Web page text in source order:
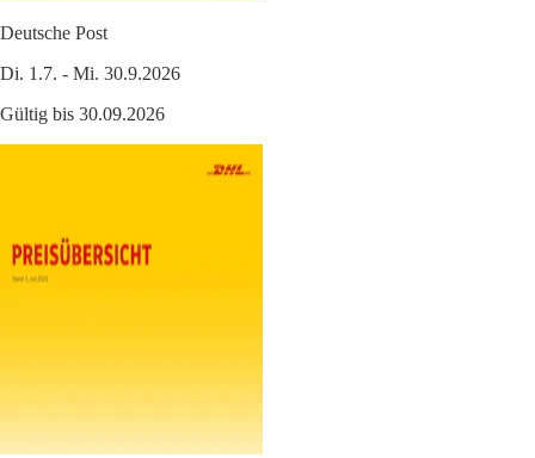
Deutsche Post
Di. 1.7. - Mi. 30.9.2026
Gültig bis 30.09.2026